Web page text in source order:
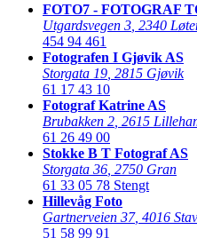
FOTO7 - FOTOGRAF
Utgardsvegen 3 2340
454 94 461
Fotografen I Gjøvik AS
Storgata 19 2815 Gjøvik
61 17 43 10
Fotograf Katrine AS
Brubakken 2 2615
61 26 49 00
Stokke B T Fotograf AS
Storgata 36 2750 Gran
61 33 05 78 Stengt
Hillevåg Foto
Gartnerveien 37, 4016
51 58 99 91